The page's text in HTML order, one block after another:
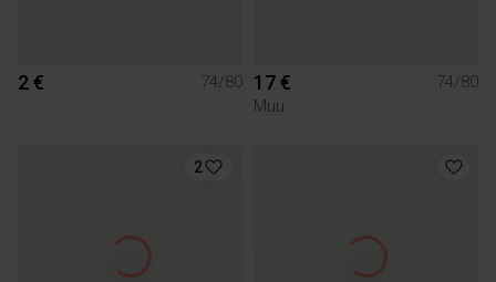
2 € 74/80 17 €
74/80
Muu
2